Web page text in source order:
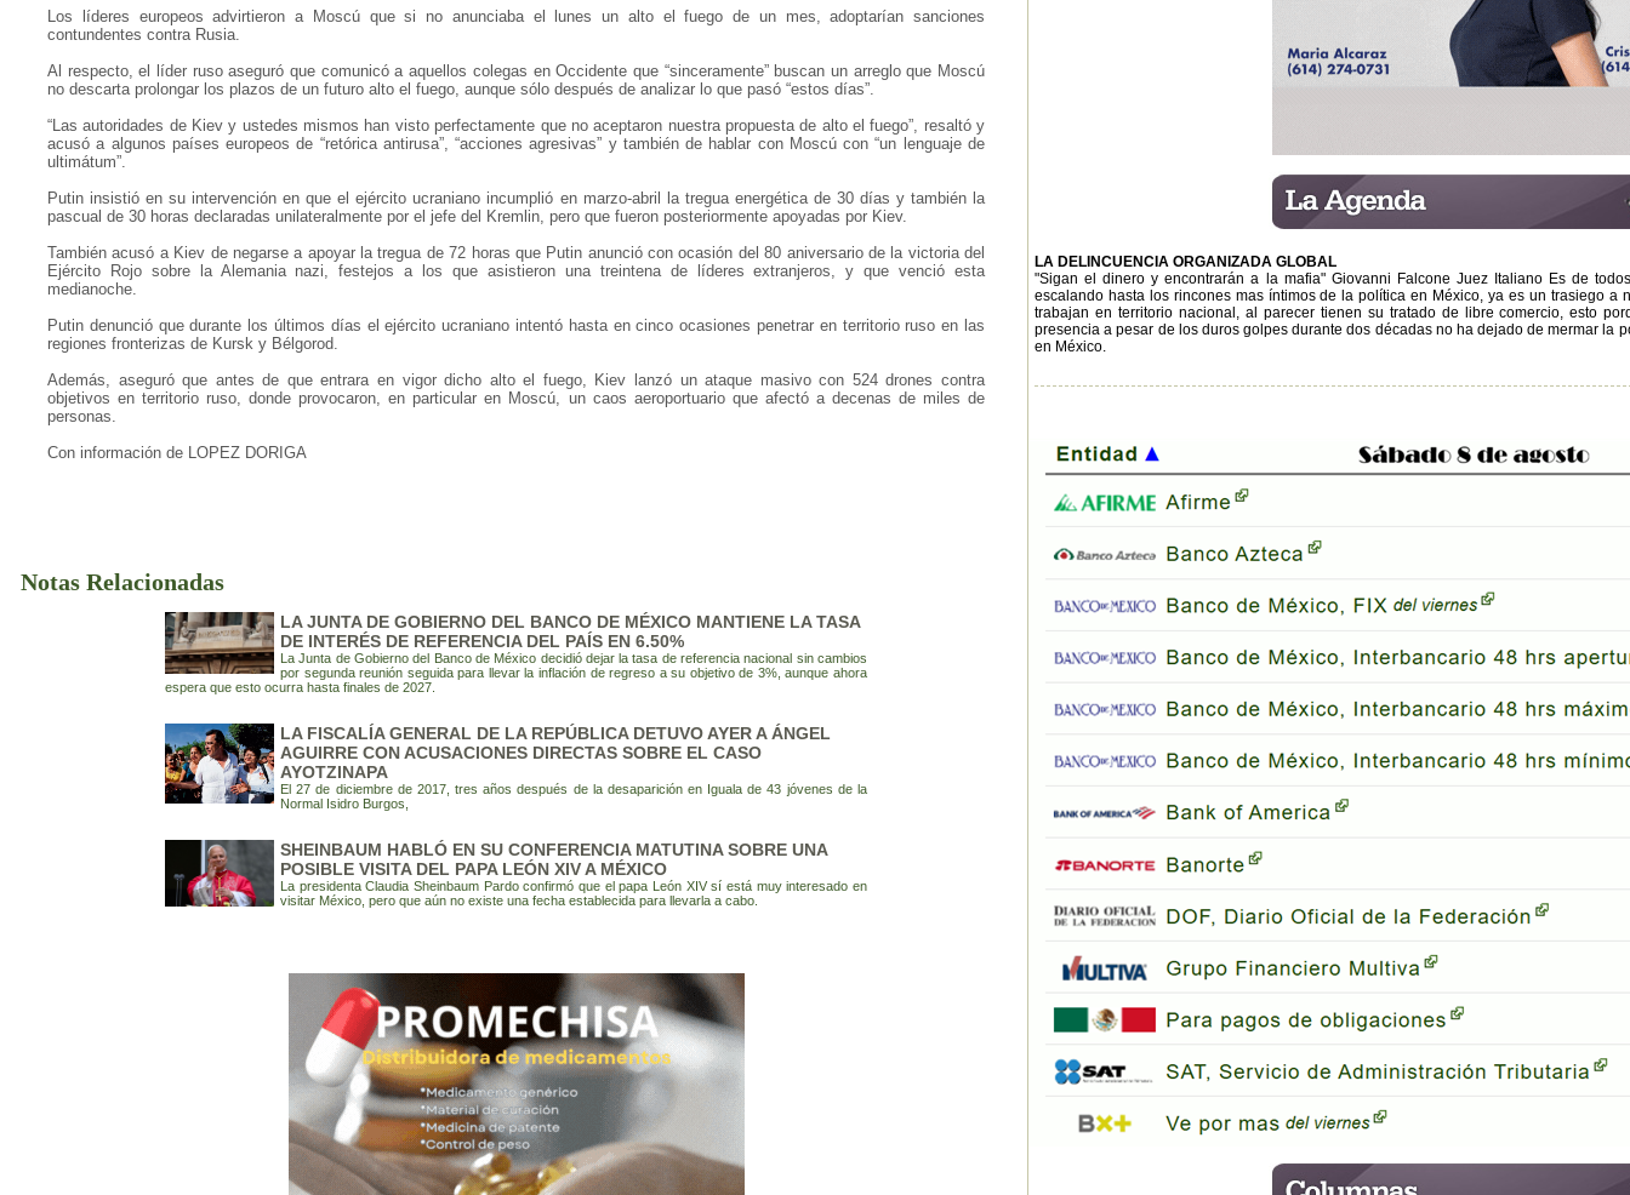
Los líderes europeos advirtieron a Moscú que si no anunciaba el lunes un alto el fuego de un mes, adoptarían sanciones
contundentes contra Rusia.
Al respecto, el líder ruso aseguró que comunicó a aquellos colegas en Occidente que “sinceramente” buscan un arreglo que Moscú
no descarta prolongar los plazos de un futuro alto el fuego, aunque sólo después de analizar lo que pasó “estos días”.
“Las autoridades de Kiev y ustedes mismos han visto perfectamente que no aceptaron nuestra propuesta de alto el fuego”, resaltó y
acusó a algunos países europeos de “retórica antirusa”, “acciones agresivas” y también de hablar con Moscú con “un lenguaje de
ultimátum”.
Putin insistió en su intervención en que el ejército ucraniano incumplió en marzo-abril la tregua energética de 30 días y también la
pascual de 30 horas declaradas unilateralmente por el jefe del Kremlin, pero que fueron posteriormente apoyadas por Kiev.
También acusó a Kiev de negarse a apoyar la tregua de 72 horas que Putin anunció con ocasión del 80 aniversario de la victoria del
Ejército Rojo sobre la Alemania nazi, festejos a los que asistieron una treintena de líderes extranjeros, y que venció esta
medianoche.
Putin denunció que durante los últimos días el ejército ucraniano intentó hasta en cinco ocasiones penetrar en territorio ruso en las
regiones fronterizas de Kursk y Bélgorod.
Además, aseguró que antes de que entrara en vigor dicho alto el fuego, Kiev lanzó un ataque masivo con 524 drones contra
objetivos en territorio ruso, donde provocaron, en particular en Moscú, un caos aeroportuario que afectó a decenas de miles de
personas.
Con información de LOPEZ DORIGA
Notas Relacionadas
LA JUNTA DE GOBIERNO DEL BANCO DE MÉXICO MANTIENE LA TASA
DE INTERÉS DE REFERENCIA DEL PAÍS EN 6.50%
La Junta de Gobierno del Banco de México decidió dejar la tasa de referencia nacional sin cambios
por segunda reunión seguida para llevar la inflación de regreso a su objetivo de 3%, aunque ahora
espera que esto ocurra hasta finales de 2027.
LA FISCALÍA GENERAL DE LA REPÚBLICA DETUVO AYER A ÁNGEL
AGUIRRE CON ACUSACIONES DIRECTAS SOBRE EL CASO
AYOTZINAPA
El 27 de diciembre de 2017, tres años después de la desaparición en Iguala de 43 jóvenes de la
Normal Isidro Burgos,
SHEINBAUM HABLÓ EN SU CONFERENCIA MATUTINA SOBRE UNA
POSIBLE VISITA DEL PAPA LEÓN XIV A MÉXICO
La presidenta Claudia Sheinbaum Pardo confirmó que el papa León XIV sí está muy interesado en
visitar México, pero que aún no existe una fecha establecida para llevarla a cabo.
LA DELINCUENCIA ORGANIZADA GLOBAL
"Sigan el dinero y encontrarán a la mafia" Giovanni Falcone Juez Italiano Es de
escalando hasta los rincones mas íntimos de la política en México, ya es un trasiego a
trabajan en territorio nacional, al parecer tienen su tratado de libre comercio, esto
presencia a pesar de los duros golpes durante dos décadas no ha dejado de mermar la
en México.